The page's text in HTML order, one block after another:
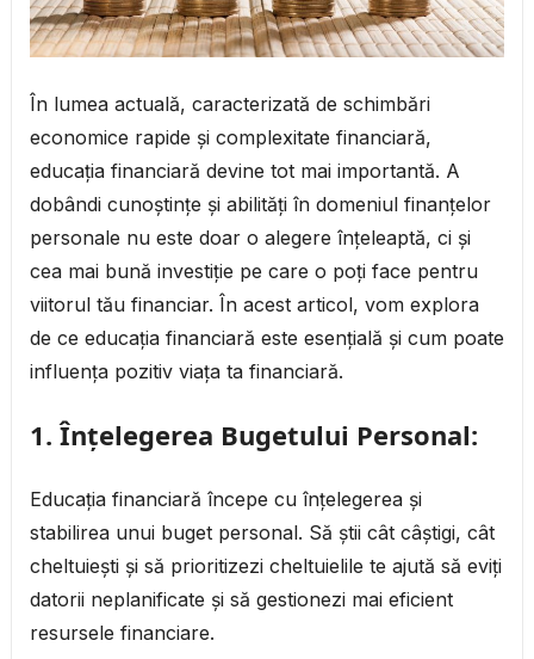
În lumea actuală, caracterizată de schimbări
economice rapide și complexitate financiară,
educația financiară devine tot mai importantă. A
dobândi cunoștințe și abilități în domeniul finanțelor
personale nu este doar o alegere înțeleaptă, ci și
cea mai bună investiție pe care o poți face pentru
viitorul tău financiar. În acest articol, vom explora
de ce educația financiară este esențială și cum poate
influența pozitiv viața ta financiară.
1.Înțelegerea Bugetului Personal:
Educația financiară începe cu înțelegerea și
stabilirea unui buget personal. Să știi cât câștigi, cât
cheltuiești și să prioritizezi cheltuielile te ajută să eviți
datorii neplanificate și să gestionezi mai eficient
resursele financiare.